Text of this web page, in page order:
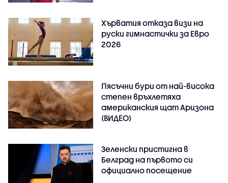
Хърватия отказа визи на
руски гимнастички за Евро
2026
Пясъчни бури от най-висока
степен връхлетяха
американския щат Аризона
(ВИДЕО)
Зеленски пристигна в
Белград на първото си
официално посещение